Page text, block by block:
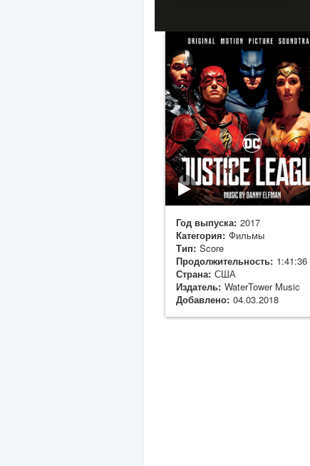
Год выпуска: 2017
Категория: Фильмы
Тип: Score
Продолжительность: 1:41:36
Страна: США
Издатель: WaterTower Music
Добавлено: 04.03.2018